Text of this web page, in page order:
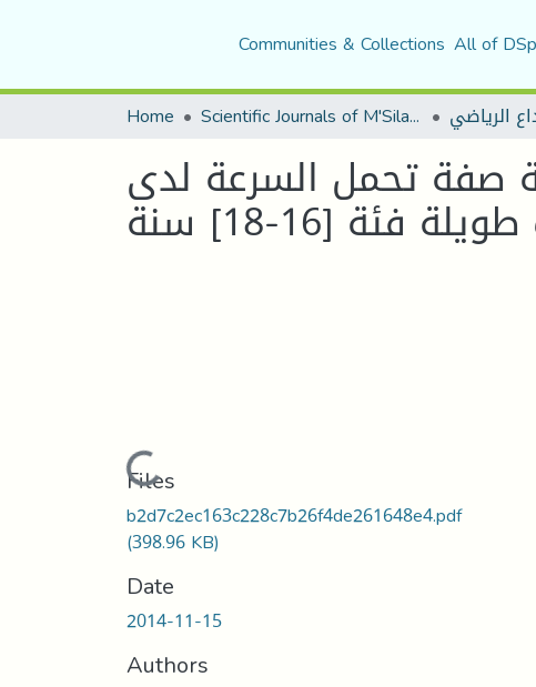
Communities & Collections All of
Home Scientific Journals of M'Sila University الرياضي
صفة تحمل السرعة لدى
[16-18] سنة
Loading...
Files
b2d7c2ec163c228c7b26f4de261648e4.pdf
(398.96 KB)
Date
2014-11-15
Authors